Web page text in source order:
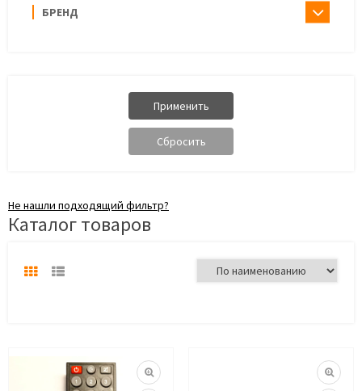
БРЕНД
Не нашли подходящий фильтр?
Каталог товаров